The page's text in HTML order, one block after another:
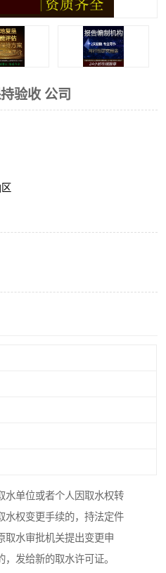
验收 公司
水单位或者个人因取水权转
水权变更手续的，持法定件
取水审批机关提出变更申
发给新的取水许可证。